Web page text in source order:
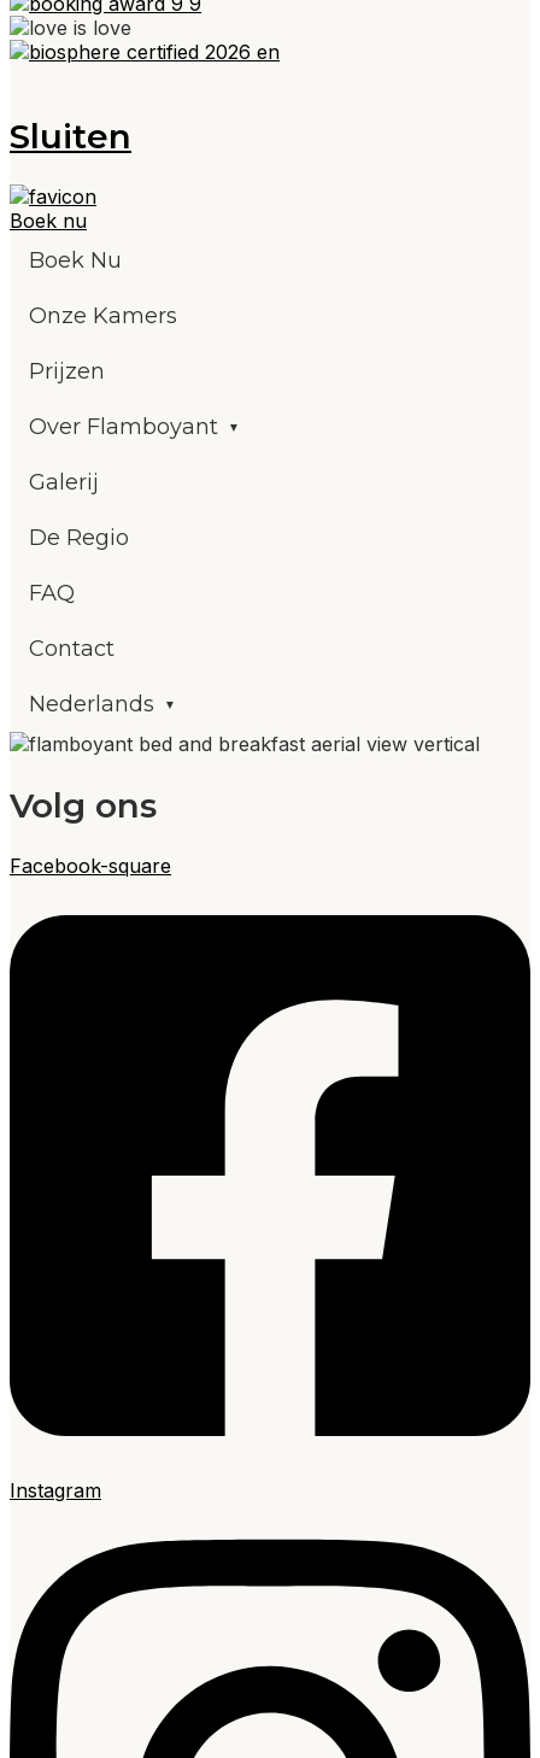
Sluiten
Boek nu
Boek Nu
Onze Kamers
Prijzen
Over Flamboyant
Galerij
De Regio
FAQ
Contact
Nederlands
Volg ons
Facebook-square
Instagram